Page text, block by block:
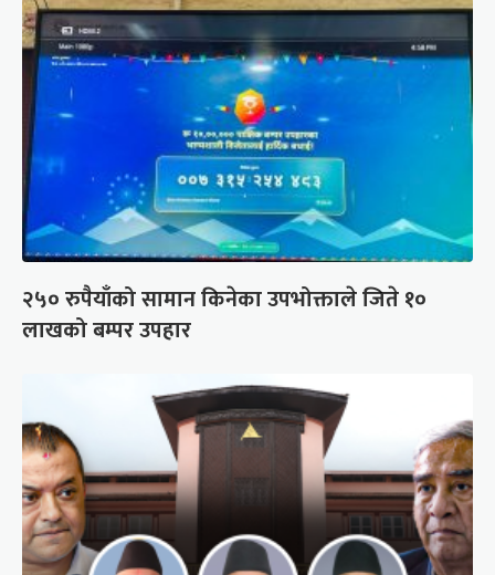
२५० रुपैयाँको सामान किनेका उपभोक्ताले जिते १०
लाखको बम्पर उपहार